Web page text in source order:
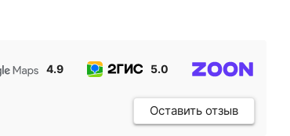
4.9 5.0
Оставить отзыв